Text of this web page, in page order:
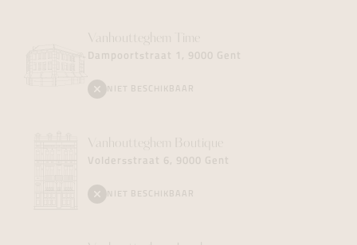
Vanhoutteghem Time
Dampoortstraat 1, 9000 Gent
NIET BESCHIKBAAR
Vanhoutteghem Boutique
Voldersstraat 6, 9000 Gent
NIET BESCHIKBAAR